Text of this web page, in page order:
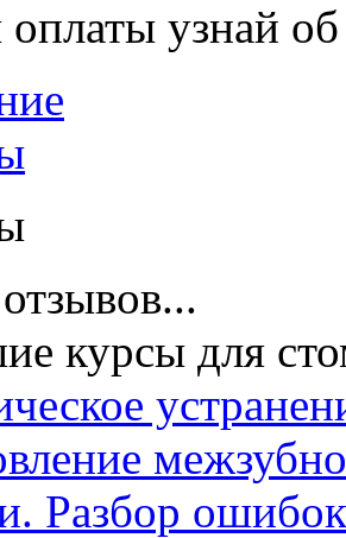
узнай
курсы для